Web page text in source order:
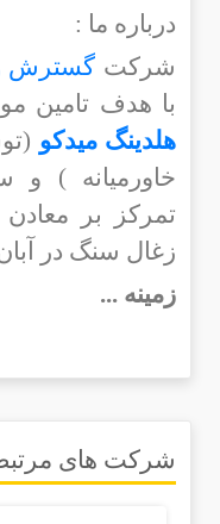
درباره ما :
شرکت گسترش و
با هدف تامین
هلدینگ میدکو
خاورمیانه ) و
تمرکز بر
زغال سنگ در آبان ماه 91
زمینه ...
شرکت های